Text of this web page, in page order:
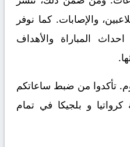
والإصابات. كما نوفر
المباراة والأهداف
تأكدوا من ضبط ساعاتكم
و بلجيكا في تمام